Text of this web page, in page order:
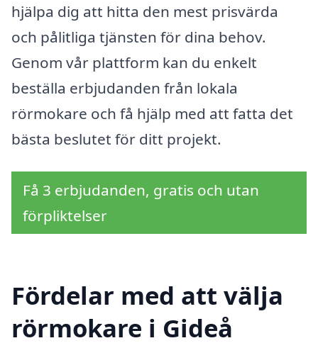
hjälpa dig att hitta den mest prisvärda
och pålitliga tjänsten för dina behov.
Genom vår plattform kan du enkelt
beställa erbjudanden från lokala
rörmokare och få hjälp med att fatta det
bästa beslutet för ditt projekt.
Få 3 erbjudanden, gratis och utan
förpliktelser
Fördelar med att välja
rörmokare i Gideå